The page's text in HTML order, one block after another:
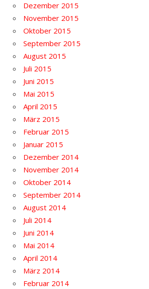
Dezember 2015
November 2015
Oktober 2015
September 2015
August 2015
Juli 2015
Juni 2015
Mai 2015
April 2015
März 2015
Februar 2015
Januar 2015
Dezember 2014
November 2014
Oktober 2014
September 2014
August 2014
Juli 2014
Juni 2014
Mai 2014
April 2014
März 2014
Februar 2014